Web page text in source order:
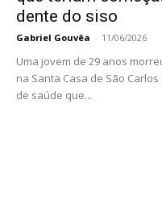
dente do siso
Gabriel Gouvêa - 11/06/2026
Uma jovem de 29 anos
na Santa Casa de São
de saúde que...